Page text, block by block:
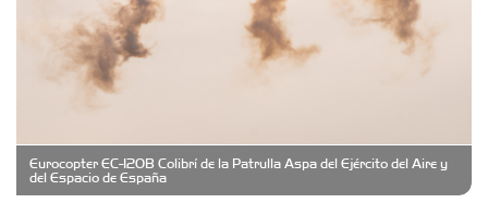
Clima Castelar
CONSERVAS YAMASIRO
Cubanico´s - Cubanitos Rellenos!
Eurocopter EC-120B Colibrí de la Patrulla Aspa del Ejército del Aire y
del Espacio de España